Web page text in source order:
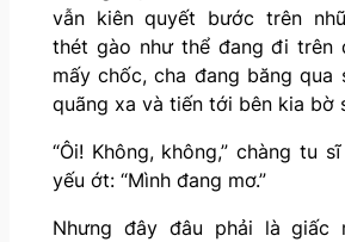
vẫn kiên quyết bước trên
thét gào như thể đang đi trên
mấy chốc, cha đang băng qua
quãng xa và tiến tới bên kia bờ
“Ôi! Không, không,” chàng tu
yếu ớt: “Mình đang mơ.”
Nhưng đây đâu phải là giấc